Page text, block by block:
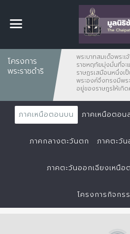
โครงการ
พระราชดำริ
พระบาทสมเด็จพระ
ราชหฤทัยมุ่งมั่นที่จ
ราษฏรเสมือนหนึ่งเ
พระองค์จึงทรงมีพร
อยู่ของราษฎรให้เ
ภาคเหนือตอนบน ภาคเหนือตอน
ภาคกลางตะวันตก ภาคตะวั
ภาคตะวันออกเฉียงเหนือ
โครงการกิจกร